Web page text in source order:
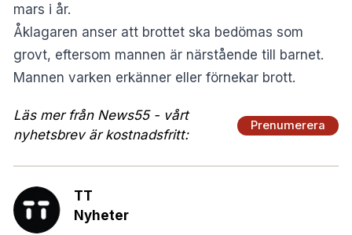
mars i år.
Åklagaren anser att brottet ska bedömas som
grovt, eftersom mannen är närstående till barnet.
Mannen varken erkänner eller förnekar brott.
Läs mer från News55 - vårt
nyhetsbrev är kostnadsfritt:
Prenumerera
TT
Nyheter